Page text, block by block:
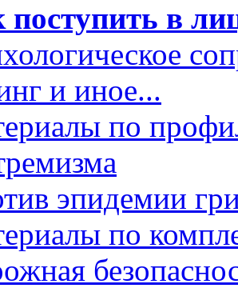
поступить в
и иное...
по
эпидемии
по